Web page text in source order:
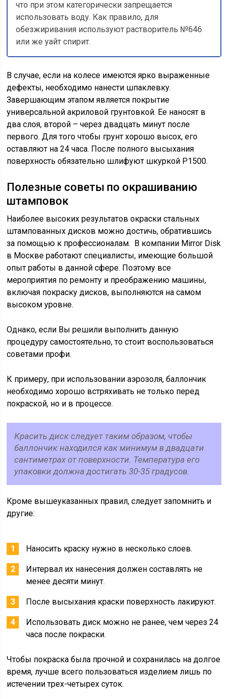
что при этом категорически запрещается
использовать воду. Как правило, для
обезжиривания используют растворитель №646
или же уайт спирит.
В случае, если на колесе имеются ярко выраженные
дефекты, необходимо нанести шпаклевку.
Завершающим этапом является покрытие
универсальной акриловой грунтовкой. Ее наносят в
два слоя, второй – через двадцать минут после
первого. Для того чтобы грунт хорошо высох, его
оставляют на 24 часа. После полного высыхания
поверхность обязательно шлифуют шкуркой Р1500.
Полезные советы по окрашиванию
штамповок
Наиболее высоких результатов окраски стальных
штампованных дисков можно достичь, обратившись
за помощью к профессионалам. В компании Mirror Disk
в Москве работают специалисты, имеющие большой
опыт работы в данной сфере. Поэтому все
мероприятия по ремонту и преображению машины,
включая покраску дисков, выполняются на самом
высоком уровне.
Однако, если Вы решили выполнить данную
процедуру самостоятельно, то стоит воспользоваться
советами профи.
К примеру, при использовании аэрозоля, баллончик
необходимо хорошо встряхивать не только перед
покраской, но и в процессе.
Красить диск следует таким образом, чтобы
баллончик находился как минимум в двадцати
сантиметрах от поверхности. Температура его
упаковки должна достигать 30-35 градусов.
Кроме вышеуказанных правил, следует запомнить и
другие:
Наносить краску нужно в несколько слоев.
Интервал их нанесения должен составлять не
менее десяти минут.
После высыхания краски поверхность лакируют.
Использовать диск можно не ранее, чем через 24
часа после покраски.
Чтобы покраска была прочной и сохранилась на долгое
время, лучше всего пользоваться изделием лишь по
истечении трех-четырех суток.